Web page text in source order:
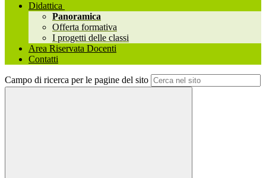
Didattica
Panoramica
Offerta formativa
I progetti delle classi
Area Riservata Docenti
Contatti
Campo di ricerca per le pagine del sito